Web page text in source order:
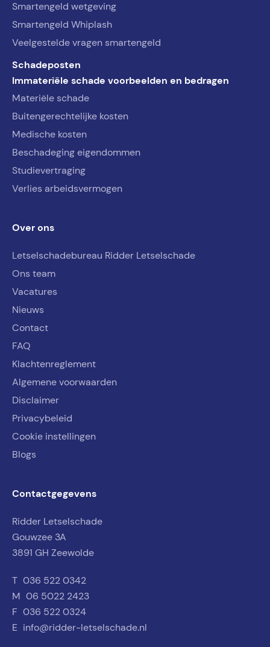
Smartengeld wetgeving
Smartengeld Whiplash
Veelgestelde vragen smartengeld
Schadeposten
Immateriële schade voorbeelden en bedragen
Materiële schade
Buitengerechtelijke kosten
Medische kosten
Beschadeging eigendommen
Studievertraging
Verlies arbeidsvermogen
Over ons
Letselschadebureau Ridder Letselschade
Ons team
Vacatures
Nieuws
Contact
FAQ
Klachtenreglement
Algemene voorwaarden
Disclaimer
Privacybeleid
Cookie instellingen
Blogs
Contactgegevens
Ridder Letselschade
Gouwzee 3A
3891 GH Zeewolde
T 036 522 0342
M 06 5022 2423
F 036 522 0324
E info@ridder-letselschade.nl